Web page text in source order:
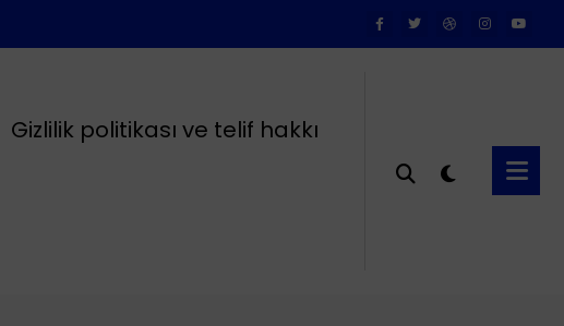
Gizlilik politikası ve telif hakkı